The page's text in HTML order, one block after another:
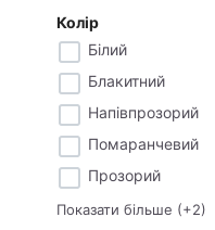
Колір
Білий
Блакитний
Напівпрозорий
Помаранчевий
Прозорий
Показати більше (+2)